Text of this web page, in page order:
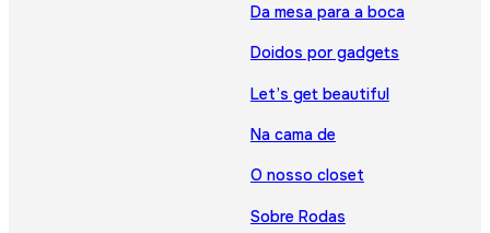
Da mesa para a boca
Doidos por gadgets
Let’s get beautiful
Na cama de
O nosso closet
Sobre Rodas